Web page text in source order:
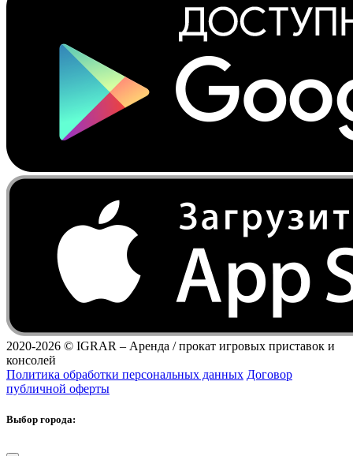
2020-2026 © IGRAR – Аренда / прокат игровых приставок и
консолей
Политика обработки персональных данных Договор
публичной оферты
Выбор города: